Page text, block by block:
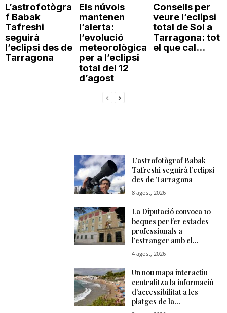
L’astrofotògra
f Babak
Tafreshi
seguirà
l’eclipsi des de
Tarragona
Els núvols
mantenen
l’alerta:
l’evolució
meteorològica
per a l’eclipsi
total del 12
d’agost
Consells per
veure l’eclipsi
total de Sol a
Tarragona: tot
el que cal...